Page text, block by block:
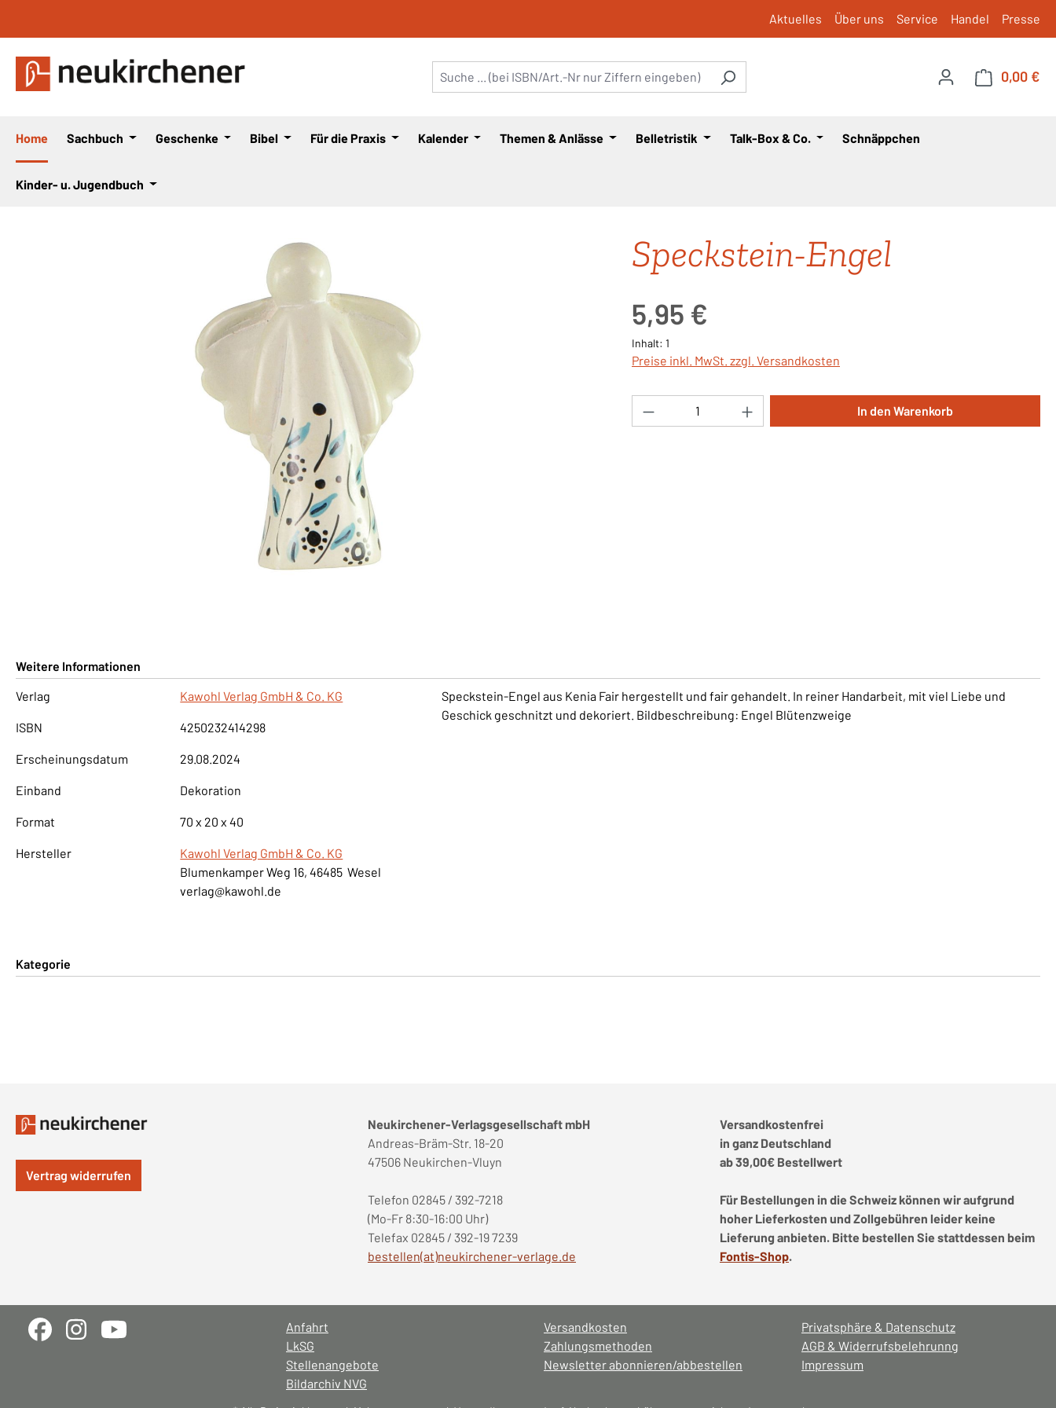
Aktuelles Über uns Service Handel Presse
0,00 €
Home Sachbuch Geschenke Bibel Für die Praxis Kalender Themen & Anlässe Belletristik Talk-Box & Co. Schnäppchen
Kinder- u. Jugendbuch
Speckstein-Engel
5,95 €
Inhalt: 1
Preise inkl. MwSt. zzgl. Versandkosten
Produkt Anzahl: Gib den gewünschten Wert ein
In den Warenkorb
Weitere Informationen
Verlag
Kawohl Verlag GmbH & Co. KG
ISBN 4250232414298
Erscheinungsdatum 29.08.2024
Einband Dekoration
Format 70 x 20 x 40
Hersteller
Kawohl Verlag GmbH & Co. KG
Blumenkamper Weg 16, 46485 Wesel
verlag@kawohl.de
Speckstein-Engel aus Kenia Fair hergestellt und fair gehandelt. In reiner Handarbeit, mit viel Liebe und
Geschick geschnitzt und dekoriert. Bildbeschreibung: Engel Blütenzweige
Kategorie
Vertrag widerrufen
Neukirchener-Verlagsgesellschaft mbH
Andreas-Bräm-Str. 18-20
47506 Neukirchen-Vluyn
Telefon 02845 / 392-7218
(Mo-Fr 8:30-16:00 Uhr)
Telefax 02845 / 392-19 7239
bestellen(at)neukirchener-verlage.de
Versandkostenfrei
in ganz Deutschland
ab 39,00€ Bestellwert
Für Bestellungen in die Schweiz können wir aufgrund
hoher Lieferkosten und Zollgebühren leider keine
Lieferung anbieten. Bitte bestellen Sie stattdessen beim
Fontis-Shop.
Anfahrt
LkSG
Stellenangebote
Versandkosten
Zahlungsmethoden
Newsletter abonnieren/abbestellen
Privatsphäre & Datenschutz
AGB & Widerrufsbelehrunng
Impressum
Bildarchiv NVG